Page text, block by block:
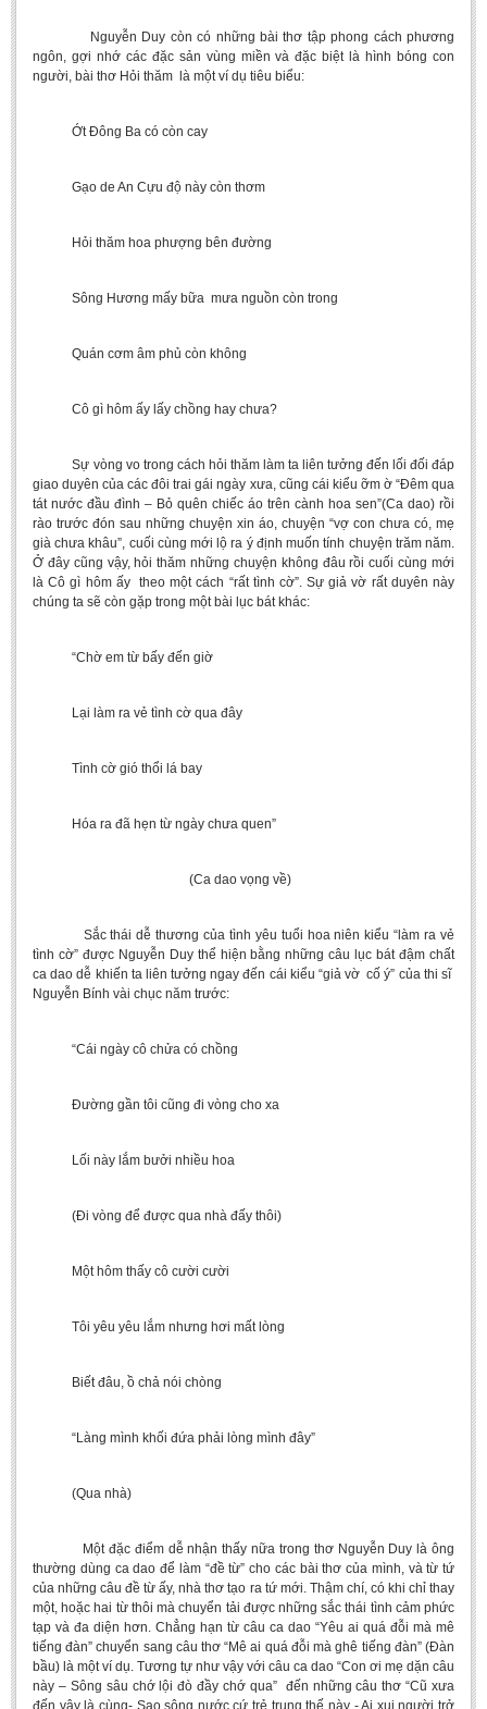
Nguyễn Duy còn có những bài thơ tập phong cách phương
ngôn, gợi nhớ các đặc sản vùng miền và đặc biệt là hình bóng con
người, bài thơ Hỏi thăm là một ví dụ tiêu biểu:
Ớt Đông Ba có còn cay
Gạo de An Cựu độ này còn thơm
Hỏi thăm hoa phượng bên đường
Sông Hương mấy bữa mưa nguồn còn trong
Quán cơm âm phủ còn không
Cô gì hôm ấy lấy chồng hay chưa?
Sự vòng vo trong cách hỏi thăm làm ta liên tưởng đến lối đối đáp
giao duyên của các đôi trai gái ngày xưa, cũng cái kiểu ỡm ờ “Đêm qua
tát nước đầu đình – Bỏ quên chiếc áo trên cành hoa sen”(Ca dao) rồi
rào trước đón sau những chuyện xin áo, chuyện “vợ con chưa có, mẹ
già chưa khâu”, cuối cùng mới lộ ra ý định muốn tính chuyện trăm năm.
Ở đây cũng vậy, hỏi thăm những chuyện không đâu rồi cuối cùng mới
là Cô gì hôm ấy theo một cách “rất tình cờ”. Sự giả vờ rất duyên này
chúng ta sẽ còn gặp trong một bài lục bát khác:
“Chờ em từ bấy đến giờ
Lại làm ra vẻ tình cờ qua đây
Tình cờ gió thổi lá bay
Hóa ra đã hẹn từ ngày chưa quen”
(Ca dao vọng về)
Sắc thái dễ thương của tình yêu tuổi hoa niên kiểu “làm ra vẻ
tình cờ” được Nguyễn Duy thể hiện bằng những câu lục bát đậm chất
ca dao dễ khiến ta liên tưởng ngay đến cái kiểu “giả vờ cố ý” của thi sĩ
Nguyễn Bính vài chục năm trước:
“Cái ngày cô chửa có chồng
Đường gần tôi cũng đi vòng cho xa
Lối này lắm bưởi nhiều hoa
(Đi vòng để được qua nhà đấy thôi)
Một hôm thấy cô cười cười
Tôi yêu yêu lắm nhưng hơi mất lòng
Biết đâu, ồ chả nói chòng
“Làng mình khối đứa phải lòng mình đây”
(Qua nhà)
Một đặc điểm dễ nhận thấy nữa trong thơ Nguyễn Duy là ông
thường dùng ca dao để làm “đề từ” cho các bài thơ của mình, và từ tứ
của những câu đề từ ấy, nhà thơ tạo ra tứ mới. Thậm chí, có khi chỉ thay
một, hoặc hai từ thôi mà chuyển tải được những sắc thái tình cảm phức
tạp và đa diện hơn. Chẳng hạn từ câu ca dao “Yêu ai quá đỗi mà mê
tiếng đàn” chuyển sang câu thơ “Mê ai quá đỗi mà ghê tiếng đàn” (Đàn
bầu) là một ví dụ. Tương tự như vậy với câu ca dao “Con ơi mẹ dặn câu
này – Sông sâu chớ lội đò đầy chớ qua” đến những câu thơ “Cũ xưa
đến vậy là cùng- Sao sông nước cứ trẻ trung thế này - Ai xui người trở